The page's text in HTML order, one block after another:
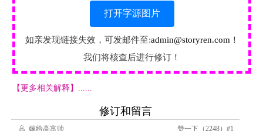
打开字源图片
如亲发现链接失效，可发邮件至:admin@storyren.com ！
我们将核查后进行修订！
【更多相关解释】......